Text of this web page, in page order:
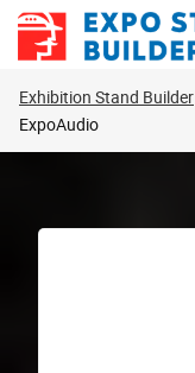
Перейти
Exhibition Stand Builder
ExpoAudio